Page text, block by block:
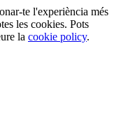
te l'experiència més
les cookies. Pots
la cookie policy.